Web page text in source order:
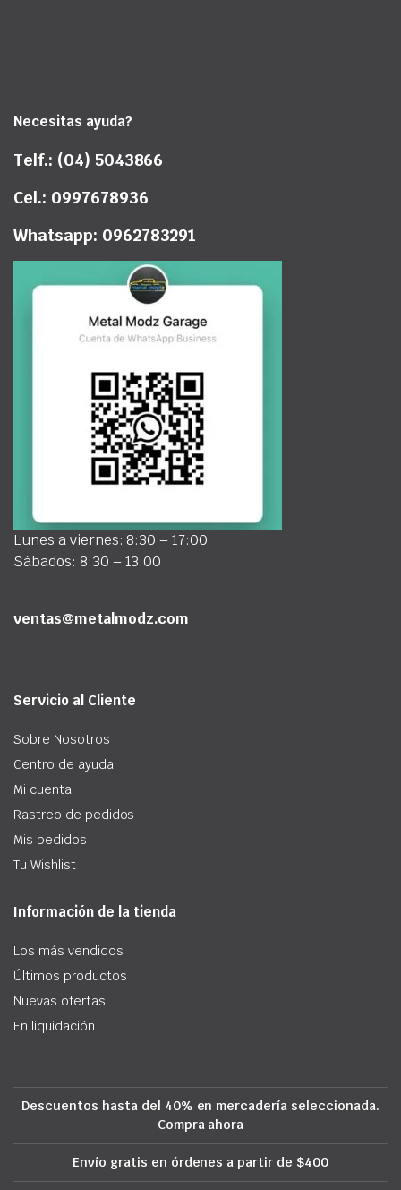
Necesitas ayuda?
Telf.: (04) 5043866
Cel.: 0997678936
Whatsapp: 0962783291
Lunes a viernes: 8:30 – 17:00
Sábados: 8:30 – 13:00
ventas@metalmodz.com
Servicio al Cliente
Sobre Nosotros
Centro de ayuda
Mi cuenta
Rastreo de pedidos
Mis pedidos
Tu Wishlist
Información de la tienda
Los más vendidos
Últimos productos
Nuevas ofertas
En liquidación
Descuentos hasta del 40% en mercadería seleccionada.
Compra ahora
Envío gratis en órdenes a partir de $400